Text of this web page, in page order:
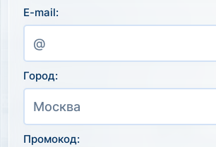
E-mail:
Город:
Промокод: